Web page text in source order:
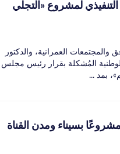
لمشروع «التجلي
العمرانية، والدكتور
الوطنية المُشكلة بقرار رئيس مجلس
بمد ...
«المركزي للتعمير» نفذ 426 مشروعًا بسيناء ومدن القناة